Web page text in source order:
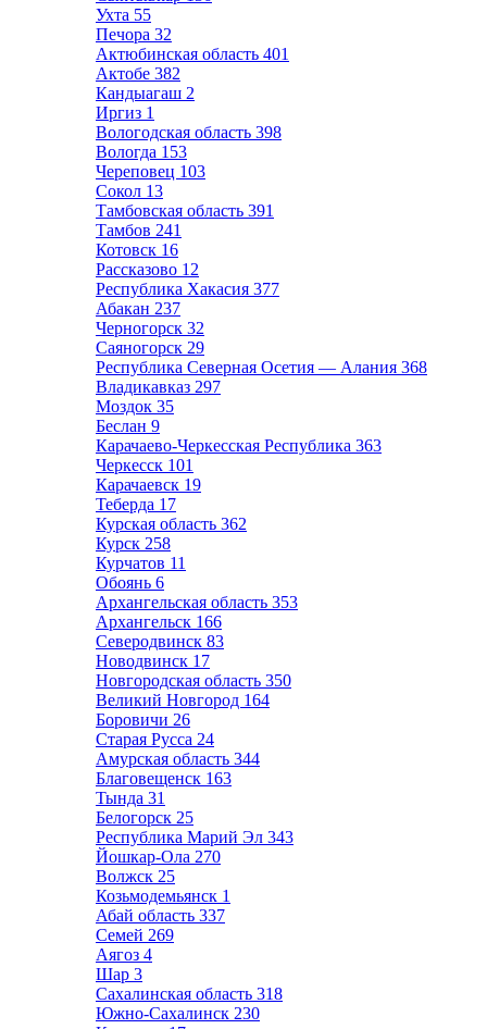
Ухта 55
Печора 32
Актюбинская область 401
Актобе 382
Кандыагаш 2
Иргиз 1
Вологодская область 398
Вологда 153
Череповец 103
Сокол 13
Тамбовская область 391
Тамбов 241
Котовск 16
Рассказово 12
Республика Хакасия 377
Абакан 237
Черногорск 32
Саяногорск 29
Республика Северная Осетия — Алания 368
Владикавказ 297
Моздок 35
Беслан 9
Карачаево-Черкесская Республика 363
Черкесск 101
Карачаевск 19
Теберда 17
Курская область 362
Курск 258
Курчатов 11
Обоянь 6
Архангельская область 353
Архангельск 166
Северодвинск 83
Новодвинск 17
Новгородская область 350
Великий Новгород 164
Боровичи 26
Старая Русса 24
Амурская область 344
Благовещенск 163
Тында 31
Белогорск 25
Республика Марий Эл 343
Йошкар-Ола 270
Волжск 25
Козьмодемьянск 1
Абай область 337
Семей 269
Аягоз 4
Шар 3
Сахалинская область 318
Южно-Сахалинск 230